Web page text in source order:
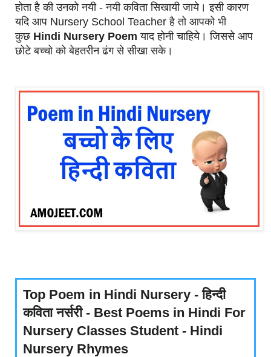
होता है की उनको नयी - नयी कविता सिखायी जाये। इसी कारण
यदि आप Nursery School Teacher है तो आपको भी
कुछ Hindi Nursery Poemयाद होनी चाहिये। जिससे आप
छोटे बच्चो को बेहतरीन ढंग से सीखा सके।
Top Poem in Hindi Nursery - हिन्दी
कविता नर्सरी - Best Poems in Hindi For
Nursery Classes Student - Hindi
Nursery Rhymes